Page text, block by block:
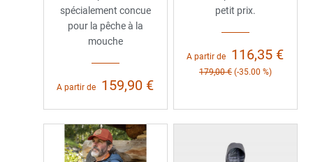
spécialement concue
pour la pêche à la
mouche
A partir de 159,90 €
petit prix.
A partir de 116,35 €
179,00 € (-35.00 %)